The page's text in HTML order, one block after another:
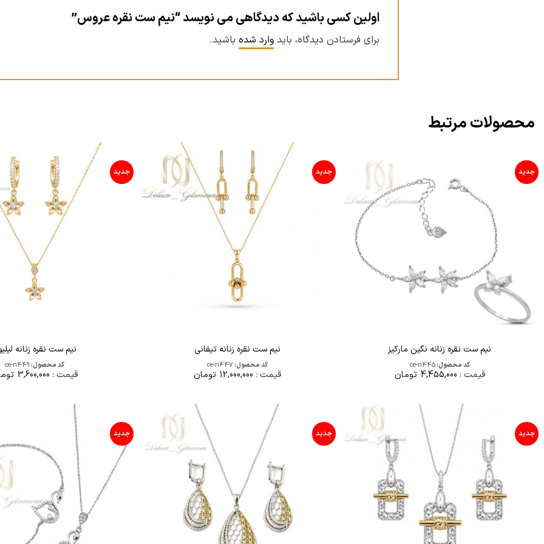
اولین کسی باشید که دیدگاهی می نویسد “نیم ست نقره عروس”
برای فرستادن دیدگاه، باید وارد شده باشید.
محصولات مرتبط
جدید
نیم ست نقره زنانه نگین مارکیز
کد محصول:ce-n445
قیمت : 4,455,000 تومان
جدید
نیم ست نقره زنانه تیفانی
کد محصول:ce-n447
قیمت : 12,000,000 تومان
جدید
نیم ست نقره زنانه
کد محصول:ce-n449
قیمت : 3,600,000
جدید جدید جدید